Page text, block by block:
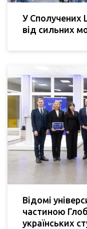
У Сполучених
від сильних
Відомі
частиною
українських